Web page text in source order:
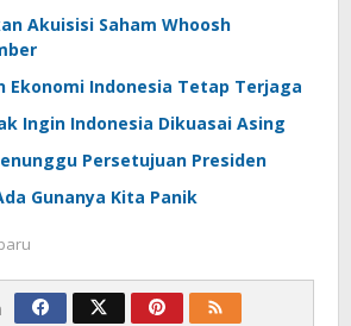
Akuisisi Saham Whoosh
Ekonomi Indonesia Tetap Terjaga
Ingin Indonesia Dikuasai Asing
Persetujuan Presiden
Gunanya Kita Panik